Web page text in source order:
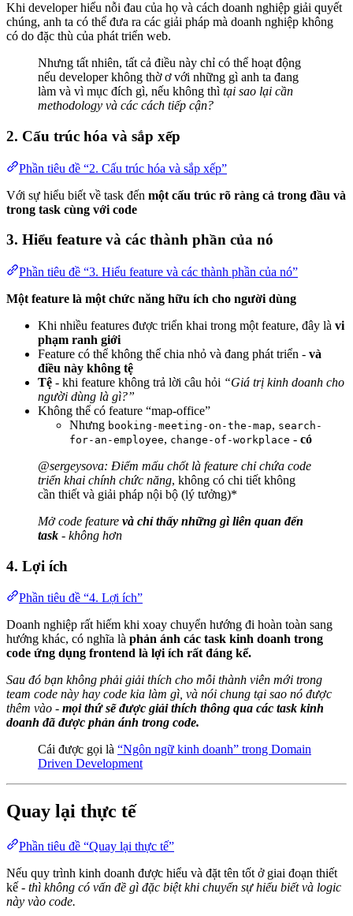
Khi developer hiểu nỗi đau của họ và cách doanh nghiệp giải quyết
chúng, anh ta có thể đưa ra các giải pháp mà doanh nghiệp không
có do đặc thù của phát triển web.
Nhưng tất nhiên, tất cả điều này chỉ có thể hoạt động
nếu developer không thờ ơ với những gì anh ta đang
làm và vì mục đích gì, nếu không thì tại sao lại cần
methodology và các cách tiếp cận?
2. Cấu trúc hóa và sắp xếp
Phần tiêu đề “2. Cấu trúc hóa và sắp xếp”
Với sự hiểu biết về task đến một cấu trúc rõ ràng cả trong đầu và
trong task cùng với code
3. Hiểu feature và các thành phần của nó
Phần tiêu đề “3. Hiểu feature và các thành phần của nó”
Một feature là một chức năng hữu ích cho người dùng
Khi nhiều features được triển khai trong một feature, đây là vi
phạm ranh giới
Feature có thể không thể chia nhỏ và đang phát triển - và
điều này không tệ
Tệ - khi feature không trả lời câu hỏi “Giá trị kinh doanh cho
người dùng là gì?”
Không thể có feature “map-office”
Nhưng booking-meeting-on-the-map, search-
for-an-employee, change-of-workplace - có
@sergeysova: Điểm mấu chốt là feature chỉ chứa code
triển khai chính chức năng, không có chi tiết không
cần thiết và giải pháp nội bộ (lý tưởng)*
Mở code feature và chỉ thấy những gì liên quan đến
task - không hơn
4. Lợi ích
Phần tiêu đề “4. Lợi ích”
Doanh nghiệp rất hiếm khi xoay chuyển hướng đi hoàn toàn sang
hướng khác, có nghĩa là phản ánh các task kinh doanh trong
code ứng dụng frontend là lợi ích rất đáng kể.
Sau đó bạn không phải giải thích cho mỗi thành viên mới trong
team code này hay code kia làm gì, và nói chung tại sao nó được
thêm vào - mọi thứ sẽ được giải thích thông qua các task kinh
doanh đã được phản ánh trong code.
Cái được gọi là “Ngôn ngữ kinh doanh” trong Domain
Driven Development
Quay lại thực tế
Phần tiêu đề “Quay lại thực tế”
Nếu quy trình kinh doanh được hiểu và đặt tên tốt ở giai đoạn thiết
kế - thì không có vấn đề gì đặc biệt khi chuyển sự hiểu biết và logic
này vào code.